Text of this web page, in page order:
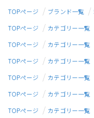
TOPページ
ブランド一覧
TOPページ
カテゴリー一覧
TOPページ
カテゴリー一覧
TOPページ
カテゴリー一覧
TOPページ
カテゴリー一覧
TOPページ
カテゴリー一覧
TOPページ
カテゴリー一覧